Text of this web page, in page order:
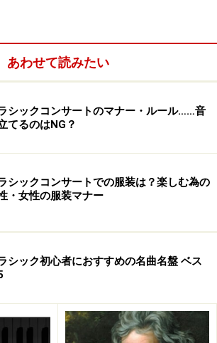
2人の才能がお互いを高め合った見事
ぴったりな上、デュオでやることで生
な盛り上がりが圧巻。CDおよび6月に
国公演、大注目です！
シェル・グルーヴ』(トリスターノ)
クールなフランチェスコ作で、ある
柔の並置はデュオならでは。
トラヴィンスキー)
触発される、手に汗握る展開。激し
優しい調べはさらに優しく。
ド』から「カランダール王子の物
あわせて読みたい
シックコンサートのマナー・ルール……音
てるのはNG？
シックコンサートでの服装は？楽しむ為の
・女性の服装マナー
シック初心者におすすめの名曲名盤 ベス